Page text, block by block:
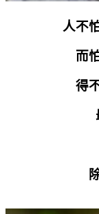
人不
而
得